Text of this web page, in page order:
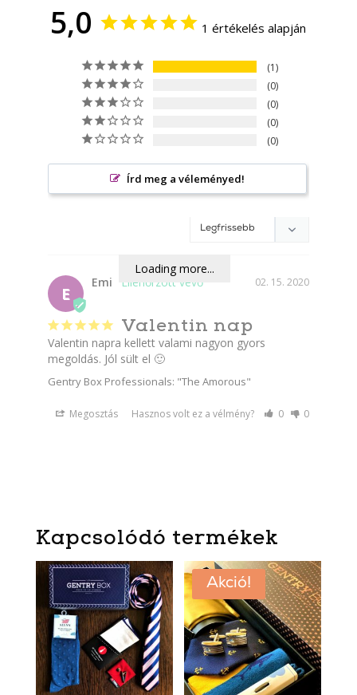
5,0 1 értékelés alapján
1
0
0
0
0
Írd meg a véleményed!
Loading more...
E
02. 15. 2020
Emi
Valentin nap
Valentin napra kellett valami nagyon gyors
megoldás. Jól sült el 🙂
Gentry Box Professionals: "The Amorous"
Megosztás Hasznos volt ez a vélmény? 0 0
Kapcsolódó termékek
Akció!